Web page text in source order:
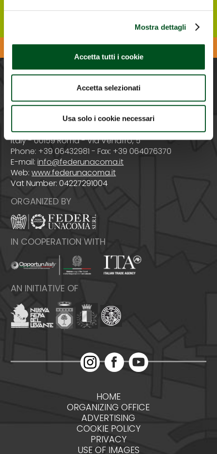
Mostra dettagli
Accetta tutti i cookie
Accetta selezionati
Usa solo i cookie necessari
Download the Agrilevante APP
Italy - 00159 Roma - Via Venafro, 5
Phone: +39 06432981 - Fax: +39 064076370
E-mail:info@federunacoma.it
Web:www.federunacoma.it
Vat Number: 04227291004
ORGANIZED BY
IN COOPERATION WITH
AN INITIATIVE OF
HOME
ORGANIZING OFFICE
ADVERTISING
COOKIE POLICY
PRIVACY
USE OF IMAGES